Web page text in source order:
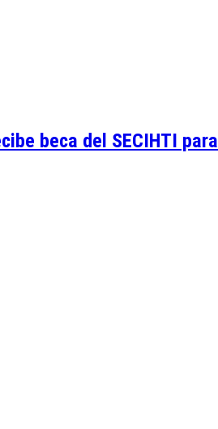
beca del SECIHTI